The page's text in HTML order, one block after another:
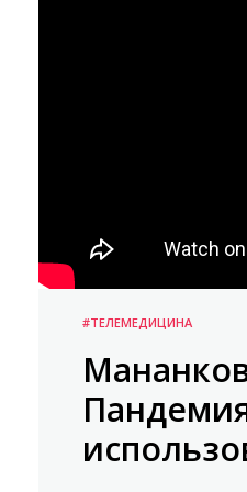
#ТЕЛЕМЕДИЦИНА